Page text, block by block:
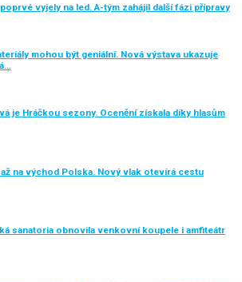
vyjely na led. A-tým zahájil další fázi přípravy
mohou být geniální. Nová výstava ukazuje
je Hráčkou sezony. Ocenění získala díky hlasům
na východ Polska. Nový vlak otevírá cestu
sanatoria obnovila venkovní koupele i amfiteátr